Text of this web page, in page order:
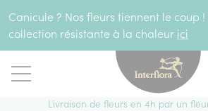
Canicule ? Nos fleurs tiennent le coup
collection résistante à la chaleur ici
Livraison de fleurs en 4h par un